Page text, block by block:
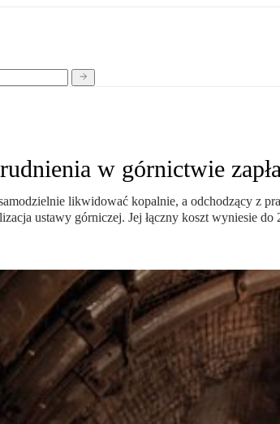
w górnictwie
likwidować kopalnie, a odchodzący z
ustawy górniczej. Jej łączny koszt wyniesie do